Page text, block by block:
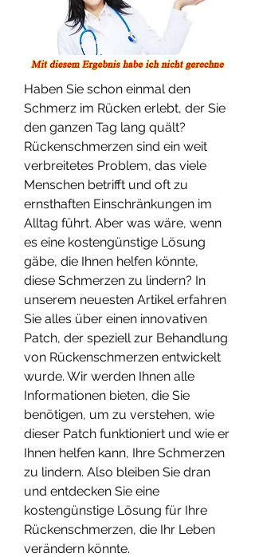
Haben Sie schon einmal den
Schmerz im Rücken erlebt, der Sie
den ganzen Tag lang quält?
Rückenschmerzen sind ein weit
verbreitetes Problem, das viele
Menschen betrifft und oft zu
ernsthaften Einschränkungen im
Alltag führt. Aber was wäre, wenn
es eine kostengünstige Lösung
gäbe, die Ihnen helfen könnte,
diese Schmerzen zu lindern? In
unserem neuesten Artikel erfahren
Sie alles über einen innovativen
Patch, der speziell zur Behandlung
von Rückenschmerzen entwickelt
wurde. Wir werden Ihnen alle
Informationen bieten, die Sie
benötigen, um zu verstehen, wie
dieser Patch funktioniert und wie er
Ihnen helfen kann, Ihre Schmerzen
zu lindern. Also bleiben Sie dran
und entdecken Sie eine
kostengünstige Lösung für Ihre
Rückenschmerzen, die Ihr Leben
verändern könnte.